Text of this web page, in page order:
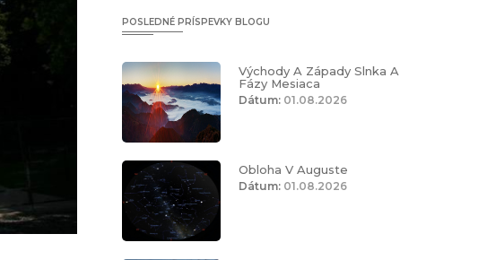
POSLEDNÉ PRÍSPEVKY BLOGU
Východy A Západy Slnka A
Fázy Mesiaca
Dátum: 01.08.2026
Obloha V Auguste
Dátum: 01.08.2026